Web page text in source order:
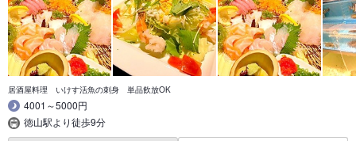
居酒屋料理 いけす活魚の刺身 単品飲放OK
4001～5000円
徳山駅より徒歩9分